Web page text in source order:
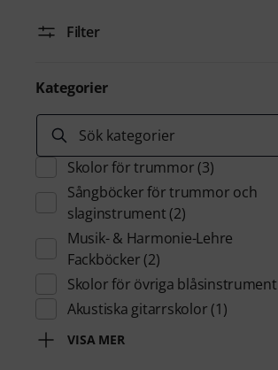
Filter
Kategorier
Sök kategorier
Skolor för trummor (3)
Sångböcker för trummor och
slaginstrument (2)
Musik- & Harmonie-Lehre
Fackböcker (2)
Skolor för övriga blåsinstrument
Akustiska gitarrskolor (1)
VISA MER